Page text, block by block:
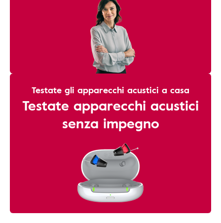
Testate gli apparecchi acustici a casa
Testate apparecchi acustici
senza impegno